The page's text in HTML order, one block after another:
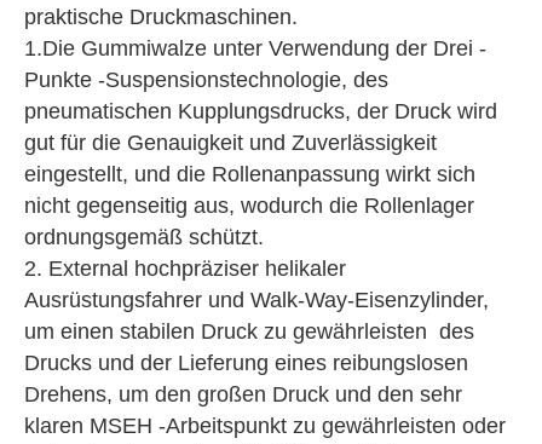
praktische Druckmaschinen.
1.Die Gummiwalze unter Verwendung der Drei -
Punkte -Suspensionstechnologie, des
pneumatischen Kupplungsdrucks, der Druck wird
gut für die Genauigkeit und Zuverlässigkeit
eingestellt, und die Rollenanpassung wirkt sich
nicht gegenseitig aus, wodurch die Rollenlager
ordnungsgemäß schützt.
2. External hochpräziser helikaler
Ausrüstungsfahrer und Walk-Way-Eisenzylinder,
um einen stabilen Druck zu gewährleisten des
Drucks und der Lieferung eines reibungslosen
Drehens, um den großen Druck und den sehr
klaren MSEH -Arbeitspunkt zu gewährleisten oder